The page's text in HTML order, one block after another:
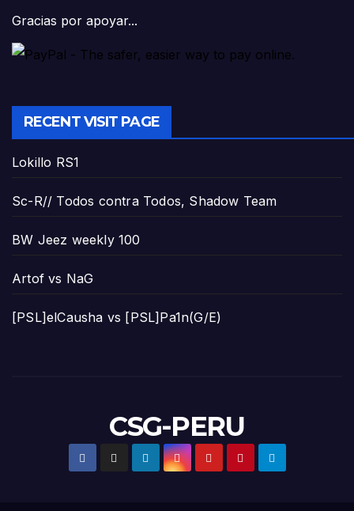
Gracias por apoyar...
RECENT VISIT PAGE
Lokillo RS1
Sc-R// Todos contra Todos, Shadow Team
BW Jeez weekly 100
Artof vs NaG
[PSL]elCausha vs [PSL]Pa1n(G/E)
CSG-PERU